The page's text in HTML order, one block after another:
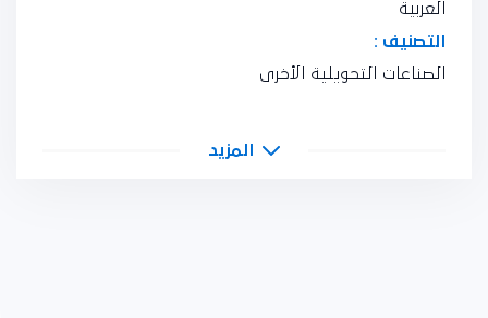
العربية
التصنيف :
الصناعات التحويلية الأخرى
المزيد